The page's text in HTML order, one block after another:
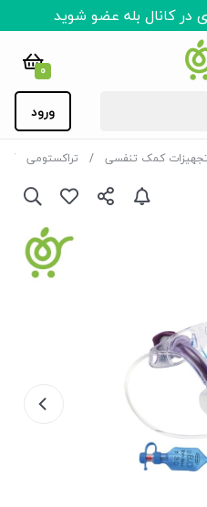
کانال بله عضو شوید
0
ورود
تجهیزات کمک تنفسی تراکستومی